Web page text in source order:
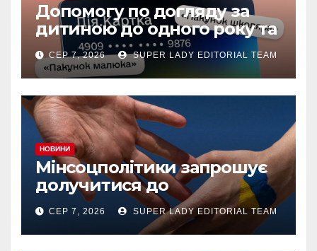
Допомогу по догляду за
дитиною до одного року та
«єЯсла» можна отримувати
на спеціальний рахунок
«Турбота про дитину» у
межах «Дія.Картки
СЕР 7, 2026 SUPER LADY EDITORIAL TEAM
НОВИНИ
Мінсоцполітики запрошує
долучитися до
консультацій
СЕР 7, 2026 SUPER LADY EDITORIAL TEAM